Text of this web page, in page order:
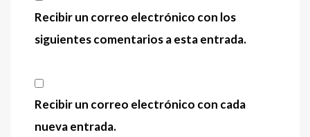
Recibir un correo electrónico con los
siguientes comentarios a esta entrada.
Recibir un correo electrónico con cada
nueva entrada.